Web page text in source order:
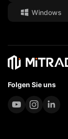
Rechtsdokumente
Windows
Folgen Sie uns